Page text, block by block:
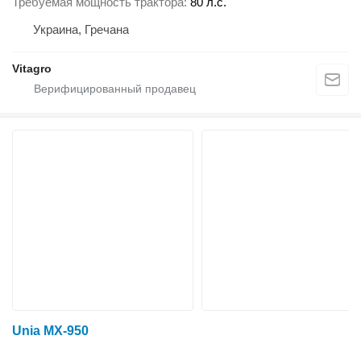
Украина, Гречана
Vitagro
Unia MX-950